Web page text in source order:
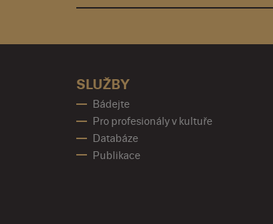
SLUŽBY
Bádejte
Pro profesionály v kultuře
Databáze
Publikace